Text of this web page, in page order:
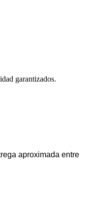
garantizados.
aproximada entre